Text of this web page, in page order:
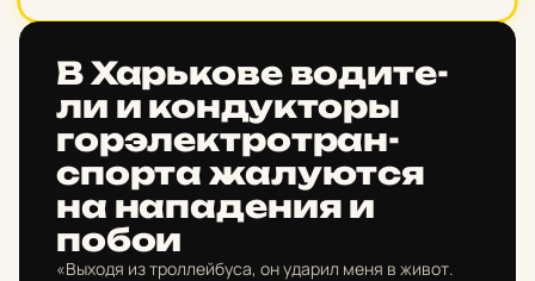
приостановлению новых…
В Харь­ко­ве во­ди­те­
ли и кон­дук­торы
гор­элек­трот­ран­
спор­та жа­лу­ют­ся
на на­па­де­ния и
побои
«Выходя из троллейбуса, он ударил меня в живот.